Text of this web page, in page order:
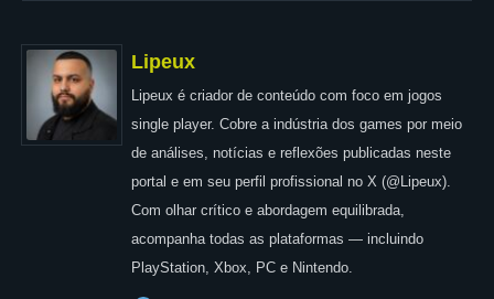
Lipeux
Lipeux é criador de conteúdo com foco em jogos
single player. Cobre a indústria dos games por meio
de análises, notícias e reflexões publicadas neste
portal e em seu perfil profissional no X (@Lipeux).
Com olhar crítico e abordagem equilibrada,
acompanha todas as plataformas — incluindo
PlayStation, Xbox, PC e Nintendo.